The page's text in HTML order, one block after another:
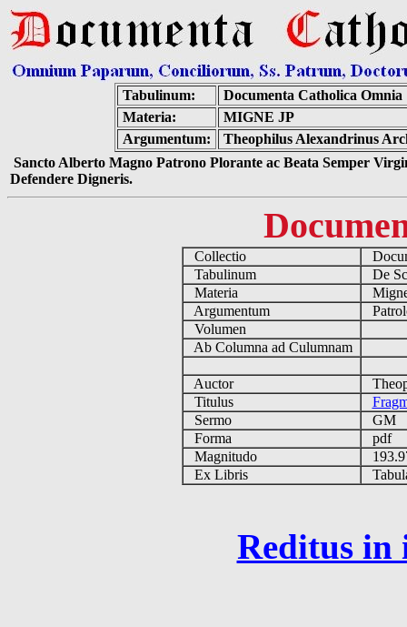
Tabulinum:
Documenta Catholica Omnia
Materia:
MIGNE JP
Argumentum:
Theophilus Alexandrinus
Sancto Alberto Magno Patrono Plorante ac Beata Semper
Defendere Digneris.
Collectio
Tabulinum
De
Materia
Argumentum
Volumen
Ab Columna ad Culumnam
Auctor
Titulus
Sermo
GM
Forma
pdf
Magnitudo
Ex Libris
Reditus in